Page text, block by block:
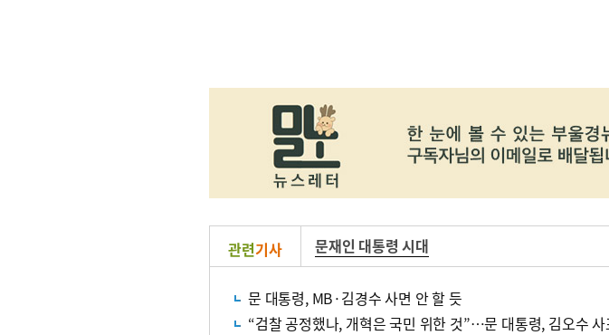
관련기사 문재인 대통령 시대
문 대통령, MB·김경수 사면 안 할 듯
“검찰 공정했나, 개혁은 국민 위한 것”…문 대통령, 김오수